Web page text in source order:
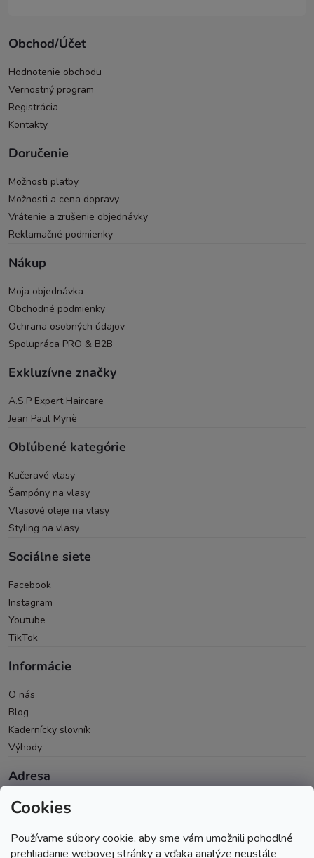
Cookies
Používame súbory cookie, aby sme vám umožnili pohodlné
prehliadanie webovej stránky a vďaka analýze neustále
Obchod/Účet
Hodnotenie obchodu
Vernostný program
Registrácia
Kontakty
Doručenie
Možnosti platby
Možnosti a cena dopravy
Vrátenie a zrušenie objednávky
Reklamačné podmienky
Nákup
Moja objednávka
Obchodné podmienky
Ochrana osobných údajov
Spolupráca PRO & B2B
Exkluzívne značky
A.S.P Expert Haircare
Jean Paul Mynè
Obľúbené kategórie
Kučeravé vlasy
Šampóny na vlasy
Vlasové oleje na vlasy
Styling na vlasy
Sociálne siete
Facebook
Instagram
Youtube
TikTok
Informácie
O nás
Blog
Kadernícky slovník
Výhody
Adresa
Oravická 614/14
Okres Tvrdošín